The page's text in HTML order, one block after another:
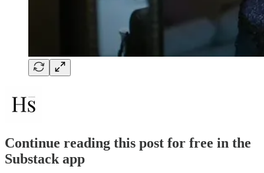
Continue reading this post for free in the
Substack app